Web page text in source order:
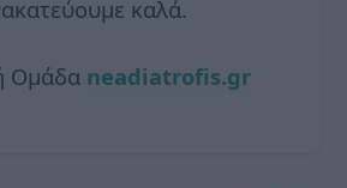
καλά.
Ομάδα neadiatrofis.gr